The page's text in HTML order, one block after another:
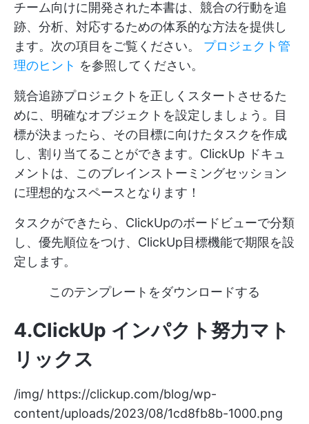
チーム向けに開発された本書は、競合の行動を追
跡、分析、対応するための体系的な方法を提供し
ます。次の項目をご覧ください。 プロジェクト管
理のヒント を参照してください。
競合追跡プロジェクトを正しくスタートさせるた
めに、明確なオブジェクトを設定しましょう。目
標が決まったら、その目標に向けたタスクを作成
し、割り当てることができます。ClickUp ドキュ
メントは、このブレインストーミングセッション
に理想的なスペースとなります！
タスクができたら、ClickUpのボードビューで分類
し、優先順位をつけ、ClickUp目標機能で期限を設
定します。
このテンプレートをダウンロードする
4.ClickUp インパクト努力マト
リックス
/img/ https://clickup.com/blog/wp-
content/uploads/2023/08/1cd8fb8b-1000.png